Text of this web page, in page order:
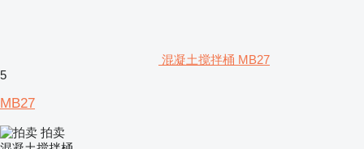
混凝土搅拌桶 MB27
5
MB27
拍卖